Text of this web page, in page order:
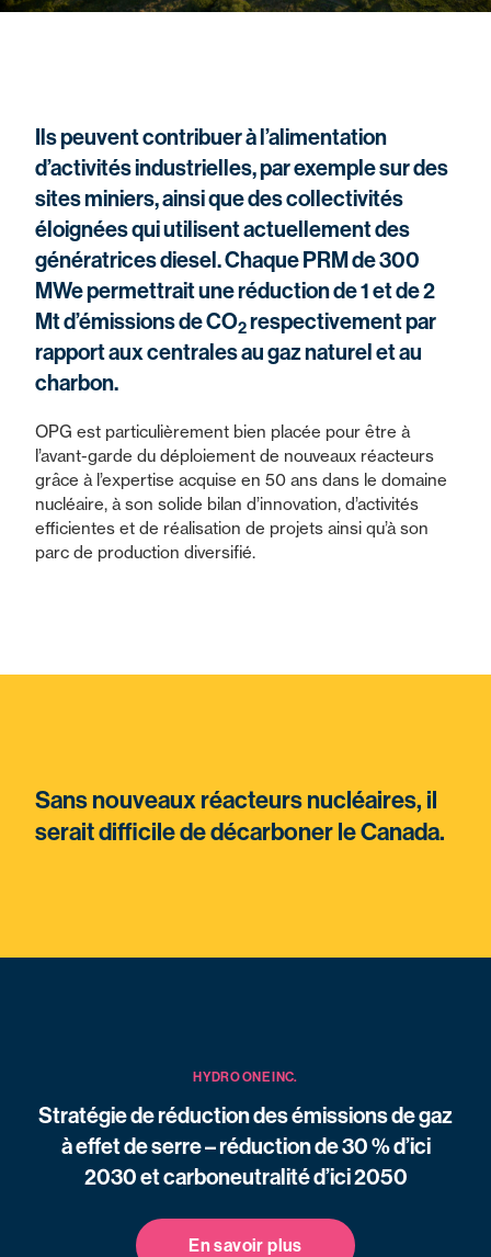
Ils peuvent contribuer à l’alimentation
d’activités industrielles, par exemple sur des
sites miniers, ainsi que des collectivités
éloignées qui utilisent actuellement des
génératrices diesel. Chaque PRM de 300
MWe permettrait une réduction de 1 et de 2
Mt d’émissions de CO2respectivement par
rapport aux centrales au gaz naturel et au
charbon.
OPG est particulièrement bien placée pour être à
l’avant-garde du déploiement de nouveaux réacteurs
grâce à l’expertise acquise en 50 ans dans le domaine
nucléaire, à son solide bilan d’innovation, d’activités
efficientes et de réalisation de projets ainsi qu’à son
parc de production diversifié.
Sans nouveaux réacteurs nucléaires, il
serait difficile de décarboner le Canada.
HYDRO ONE INC.
Stratégie de réduction des émissions de gaz
à effet de serre – réduction de 30 % d’ici
2030 et carboneutralité d’ici 2050
En savoir plus